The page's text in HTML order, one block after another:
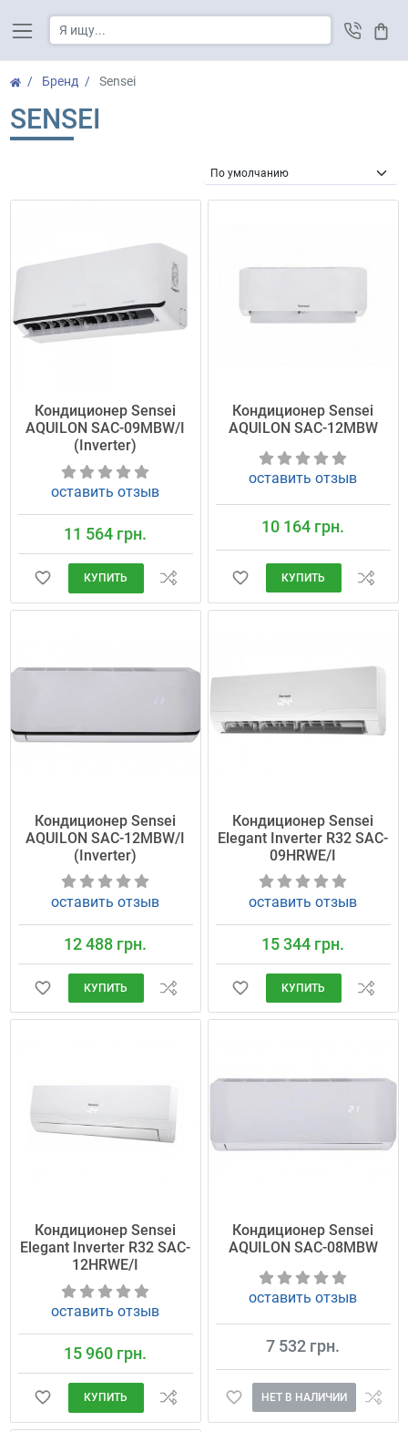
Бренд Sensei
SENSEI
Кондиционер Sensei
AQUILON SAC-09MBW/I
(Inverter)
оставить отзыв
11 564 грн.
КУПИТЬ
Кондиционер Sensei
AQUILON SAC-12MBW
оставить отзыв
10 164 грн.
КУПИТЬ
Кондиционер Sensei
AQUILON SAC-12MBW/I
(Inverter)
оставить отзыв
12 488 грн.
КУПИТЬ
Кондиционер Sensei
Elegant Inverter R32 SAC-
09HRWE/I
оставить отзыв
15 344 грн.
КУПИТЬ
Кондиционер Sensei
Elegant Inverter R32 SAC-
12HRWE/I
оставить отзыв
15 960 грн.
КУПИТЬ
Кондиционер Sensei
AQUILON SAC-08MBW
оставить отзыв
7 532 грн.
НЕТ В НАЛИЧИИ